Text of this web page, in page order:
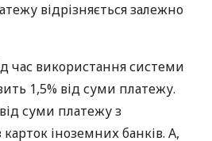
відрізняється залежно
час використання системи
1,5% від суми платежу.
суми платежу з
карток іноземних банків. А,